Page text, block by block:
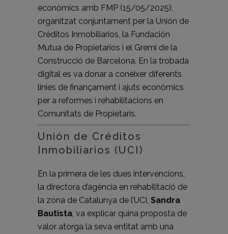
econòmics amb FMP (15/05/2025),
organitzat conjuntament per la Unión de
Créditos Inmobiliarios, la Fundación
Mutua de Propietarios i el Gremi de la
Construcció de Barcelona. En la trobada
digital es va donar a conèixer diferents
línies de finançament i ajuts econòmics
per a reformes i rehabilitacions en
Comunitats de Propietaris.
Unión de Créditos
Inmobiliarios (UCI)
En la primera de les dues intervencions,
la directora d’agència en rehabilitació de
la zona de Catalunya de l’UCI, Sandra
Bautista , va explicar quina proposta de
valor atorga la seva entitat amb una